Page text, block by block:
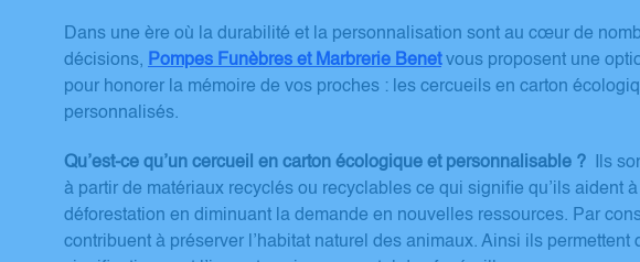
Dans une ère où la durabilité et la personnalisation sont au cœur de
décisions, Pompes Funèbres et Marbrerie Benetvous proposent une
pour honorer la mémoire de vos proches : les cercueils en carton
personnalisés.
Qu’est-ce qu’un cercueil en carton écologique et personnalisable ? Ils
à partir de matériaux recyclés ou recyclables ce qui signifie qu’ils aident
déforestation en diminuant la demande en nouvelles ressources. Par
contribuent à préserver l’habitat naturel des animaux. Ainsi ils permettent